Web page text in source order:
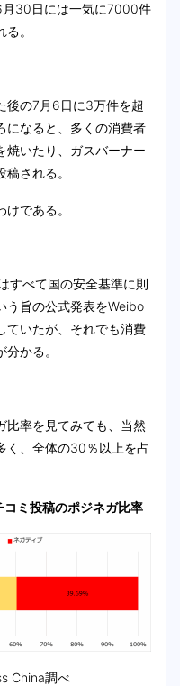
月30日には一気に7000件
。
後の7月6日に3万件を超
になると、多くの消費者
焼いたり、ガスバーナー
される。
である。
すべて国の安全基準に則
う旨の公式発表をWeibo
ていたが、それでも消費
かる。
比率を見てみても、当然
く、全体の30％以上を占
コミ投稿のポジネガ比率
China調べ